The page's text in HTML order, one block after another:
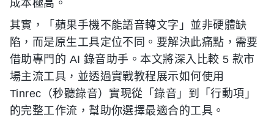
成本極高。
其實，「蘋果手機不能語音轉文字」並非硬體缺
陷，而是原生工具定位不同。要解決此痛點，需要
借助專門的 AI 錄音助手。本文將深入比較 5 款市
場主流工具，並透過實戰教程展示如何使用
Tinrec（秒聽錄音）實現從「錄音」到「行動項」
的完整工作流，幫助你選擇最適合的工具。